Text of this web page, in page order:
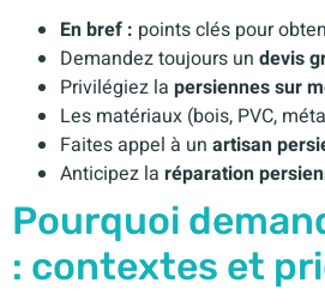
En bref : points clés pour
Demandez toujours un devis
Privilégiez la persiennes sur
Les matériaux (bois, PVC,
Faites appel à un artisan
Anticipez la réparation
Pourquoi
: contextes et